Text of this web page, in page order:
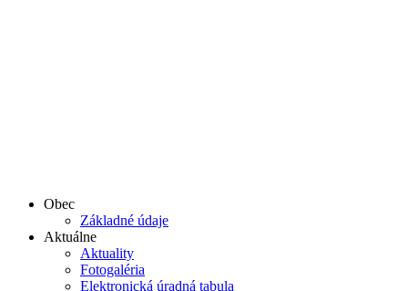
Obec
Základné údaje
Aktuálne
Aktuality
Fotogaléria
Elektronická úradná tabula